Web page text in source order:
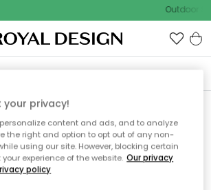
Outdoor
löydä
sivua
your privacy!
content and ads, and to analyze
the right and option to opt out of any non-
using our site. However, blocking certain
experience of the website. Our privacy
policy